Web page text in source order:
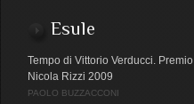
Esule
Tempo di Vittorio Verducci. Premio
Nicola Rizzi 2009
PAOLO BUZZACCONI